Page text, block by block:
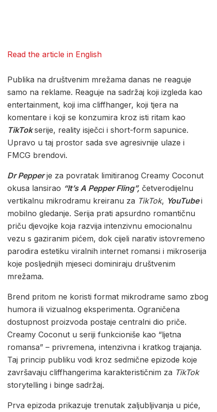
Read the article in English
Publika na društvenim mrežama danas ne reaguje
samo na reklame. Reaguje na sadržaj koji izgleda kao
entertainment, koji ima cliffhanger, koji tjera na
komentare i koji se konzumira kroz isti ritam kao
TikTokserije, reality isječci i short-form sapunice.
Upravo u taj prostor sada sve agresivnije ulaze i
FMCG brendovi.
Dr Pepperje za povratak limitiranog Creamy Coconut
okusa lansirao “It’s A Pepper Fling”, četverodijelnu
vertikalnu mikrodramu kreiranu za TikTok, YouTubei
mobilno gledanje. Serija prati apsurdno romantičnu
priču djevojke koja razvija intenzivnu emocionalnu
vezu s gaziranim pićem, dok cijeli narativ istovremeno
parodira estetiku viralnih internet romansi i mikroserija
koje posljednjih mjeseci dominiraju društvenim
mrežama.
Brend pritom ne koristi format mikrodrame samo zbog
humora ili vizualnog eksperimenta. Ograničena
dostupnost proizvoda postaje centralni dio priče.
Creamy Coconut u seriji funkcioniše kao “ljetna
romansa” – privremena, intenzivna i kratkog trajanja.
Taj princip publiku vodi kroz sedmične epizode koje
završavaju cliffhangerima karakterističnim za TikTok
storytelling i binge sadržaj.
Prva epizoda prikazuje trenutak zaljubljivanja u piće,